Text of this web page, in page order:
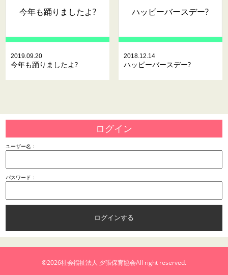
今年も踊りましたよ?
2019.09.20
今年も踊りましたよ?
ハッピーバースデー?
2018.12.14
ハッピーバースデー?
ログイン
ユーザー名：
パスワード：
©2026社会福祉法人 夕張保育協会All right reserved.